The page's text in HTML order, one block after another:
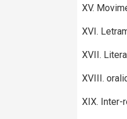
XV.
XVI.
XVII.
XVIII.
XIX. Inter-